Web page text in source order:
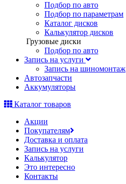
Подбор по авто
Подбор по параметрам
Каталог дисков
Калькулятор дисков
Грузовые диски
Подбор по авто
Запись на услуги
Запись на шиномонтаж
Автозапчасти
Аккумуляторы
Каталог товаров
Акции
Покупателям
Доставка и оплата
Запись на услуги
Калькулятор
Это интересно
Контакты